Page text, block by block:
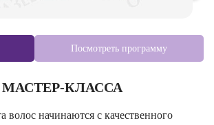
Посмотреть программу
КЛАССА
волос начинаются с качественного